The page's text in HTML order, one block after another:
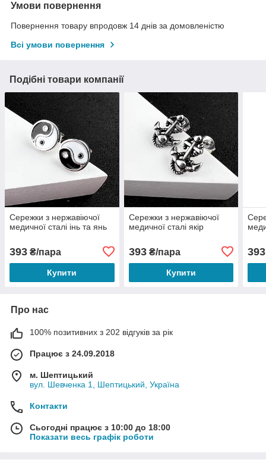
Умови повернення
Повернення товару впродовж 14 днів за домовленістю
Всі умови повернення
Подібні товари компанії
Сережки з нержавіючої
медичної сталі інь та янь
393 ₴/пара
Купити
Сережки з нержавіючої
медичної сталі якір
393₴/пара
Купити
393
Про нас
100% позитивних з 202 відгуків за рік
Працює з 24.09.2018
м. Шептицький
вул. Шевченка 1, Шептицький, Україна
Контакти
Сьогодні працює з 10:00 до 18:00
Показати весь графік роботи